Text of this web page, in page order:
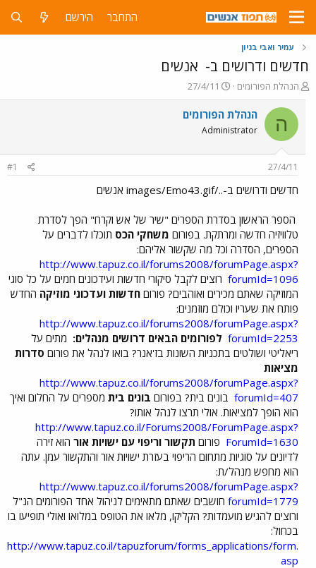
התחבר הירשם
עמיר ואבי בניון
חדשים ודרושים ב- אנשים
פ
ו
ת
ח
ה
ש
א
הנהלת הפורומים
פ
ו
ר
ם
ר
27/4/11
ה הנהלת הפורומים
Administrator
27/4/11
#1
חדשים ודרושים ב-../images/Emo43.gif אנשים
הספר הראשון בסדרת הספרים "שיר של אש וקרח" הפך לסדרת
טלוויזיה חדשה ומרתקת. בפורום משחקי הכס תוכלו לדברים על
הספרים, הסדרה וכל מה שקשור אליהם:
http://www.tapuz.co.il/forums2008/forumPage.aspx?
forumId=1096 רוצים לקבל סיקורי חדשות ועידכונים חמים על כל סוגי
המוזיקה שאתם מכירים ואוהבים? פורום חדשות ועדכוני מוזיקה החדש
פותח את שעריו וכולם מוזמנים:
http://www.tapuz.co.il/forums2008/forumPage.aspx?
forumId=2253 לפורומים הבאים דרושים מנהלים: מתים על
ריאליטי ושולטים בתכניות השונות בז'אנר? בואו לנהל את פורום סדרות
מציאות
http://www.tapuz.co.il/forums2008/forumPage.aspx?
forumId=407 בונים בית? בפורום בונים בית מספרים על החלום ואיך
הוא הופך למציאות. אולי תרצו לנהל אותו?
http://www.tapuz.co.il/Forums2008/ForumPage.aspx?
ForumId=1630 פורום תקשור וריפוי עם ישויות אור הוא זירה
לדיונים על סוגיות מתחום הריפוי בעזרת ישויות אור והתקשור עמן. עתה
הוא מחפש מנהל/ת:
http://www.tapuz.co.il/forums2008/forumPage.aspx?
forumId=1779 חושבים שאתם מתאימים לניהול אחד הפורומים הנ"ל
ורוצים להגיש מועמדות? הקליקו, מלאו את הטופס במלואו ואולי תופיעו בו
בכחול:
http://www.tapuz.co.il/tapuzforum/forms_applications/form.
asp